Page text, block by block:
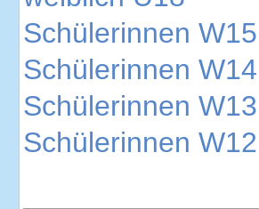
Schülerinnen W15
Schülerinnen W14
Schülerinnen W13
Schülerinnen W12